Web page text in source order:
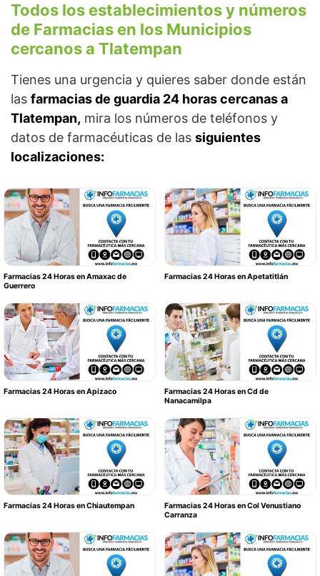
Todos los establecimientos y números
de Farmacias en los Municipios
cercanos a Tlatempan
Tienes una urgencia y quieres saber donde están
las farmacias de guardia 24 horas cercanas a
Tlatempan, mira los números de teléfonos y
datos de farmacéuticas de las siguientes
localizaciones:
Farmacias 24 Horas en Amaxac de
Guerrero
Farmacias 24 Horas en Apetatitlán
Farmacias 24 Horas en Apizaco
Farmacias 24 Horas en Cd de
Nanacamilpa
Farmacias 24 Horas en Chiautempan
Farmacias 24 Horas en Col Venustiano
Carranza